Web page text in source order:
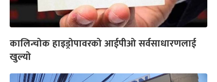
कालिन्चोक हाइड्रोपावरको आईपीओ सर्वसाधारणलाई
खुल्यो